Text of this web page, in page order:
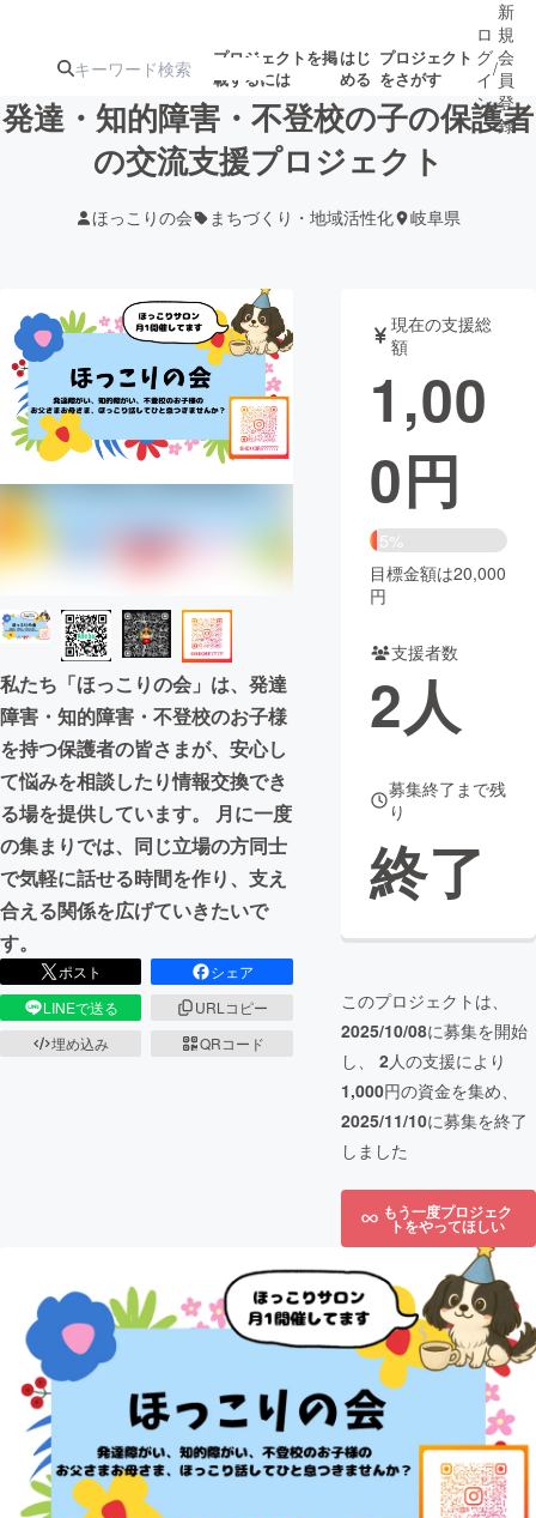
プロジェクトを掲
載するには
はじ
める
プロジェクト
をさがす
ターン
ジェクト
募集終了が近いプ
ロジェクト
もうすぐ公開
されます
アート・写真 音楽
テクノロジー・ガジェット ゲーム・サ
映像・映画 書籍・雑誌
チャレンジ
まちづくり・地域活性化
CAMPFIRE for Social Good
CAMPFIRE Creation
CAMPFIREふるさと納税machi-ya コミュニティ
ロ
グ
イ
ン
/
新
規
会
員
登
録
発達・知的障害・不登校の子の保護者
の交流支援プロジェクト
ほっこりの会 まちづくり・地域活性化 岐阜県
私たち「ほっこりの会」は、発達
障害・知的障害・不登校のお子様
を持つ保護者の皆さまが、安心し
て悩みを相談したり情報交換でき
る場を提供しています。 月に一度
の集まりでは、同じ立場の方同士
で気軽に話せる時間を作り、支え
合える関係を広げていきたいで
す。
ポスト
シェア
LINEで送る
URLコピー
埋め込み
QRコード
現在の支援総
額
1,00
0円
5%
目標金額は20,000
円
支援者数
2人
募集終了まで残
り
終了
このプロジェクトは、
2025/10/08に募集を開始
し、 2人の支援により
1,000円の資金を集め、
2025/11/10に募集を終了
しました
もう一度プロジェク
トをやってほしい